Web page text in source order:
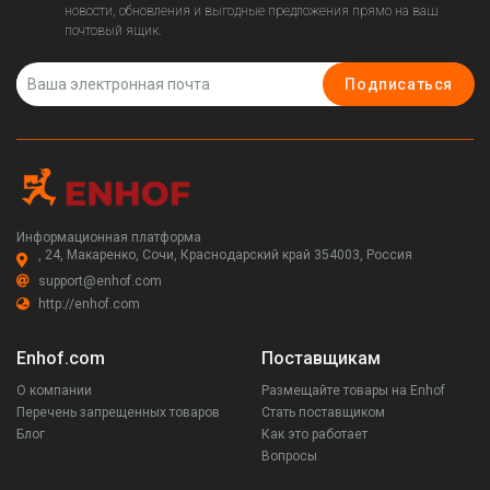
новости, обновления и выгодные предложения прямо на ваш
почтовый ящик.
Подписаться
Информационная платформа
, 24, Макаренко, Сочи, Краснодарский край 354003, Россия
support@enhof.com
http://enhof.com
Enhof.com
О компании
Перечень запрещенных товаров
Блог
Поставщикам
Размещайте товары на Enhof
Стать поставщиком
Как это работает
Вопросы